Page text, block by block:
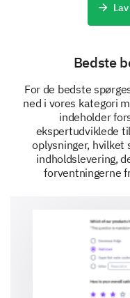
Bedste
For de bedste
ned i vores kategori
indeholder
ekspertudviklede
oplysninger, hvilket
indholdslevering,
forventningerne